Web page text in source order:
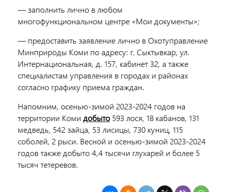
— заполнить лично в любом
многофункциональном центре «Мои документы»;
— предоставить заявление лично в Охотуправление
Минприроды Коми по адресу: г. Сыктывкар, ул.
Интернациональная, д. 157, кабинет 32, а также
специалистам управления в городах и районах
согласно графику приема граждан.
Напомним, осенью-зимой 2023-2024 годов на
территории Коми добыто 593 лося, 18 кабанов, 131
медведь, 542 зайца, 53 лисицы, 730 куниц, 115
соболей, 2 рыси. Весной и осенью-зимой 2023-2024
годов также добыто 4,4 тысячи глухарей и более 5
тысяч тетеревов.